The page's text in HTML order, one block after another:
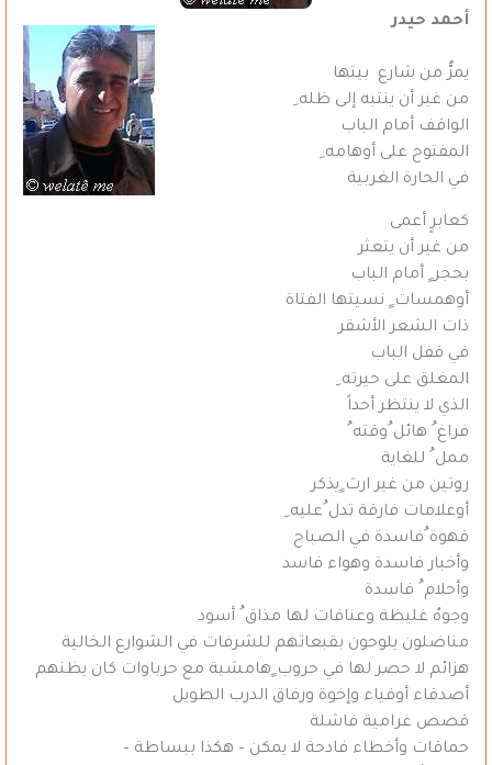
أحمد حيدر
يمرُّ من شارع بيتها
من غير أن ينتبه إلى ظله ِ
الواقف أمام الباب
المفتوح على أوهامه ِ
في الحارة الغربية
كعابرٍ أعمى
من غير أن يتعثر
بحجر ٍ أمام الباب
أوهمسات ٍ نسيتها الفتاة
ذات الشعر الأشقر
في قفل الباب
المغلق على حيرته ِ
الذي لا ينتظر أحداً
فراغ ُ هائل ُوقته ُ
ممل ُ للغاية
روتين من غير ارث ٍيذكر
أوعلامات فارقة تدل ُعليه ِ
قهوة ُفاسدة في الصباح
وأخبار فاسدة وهواء فاسد
وأحلام ُ فاسدة
وجوهُ غليظة وعنافات لها مذاق ُ أسود
مناضلون يلوحون بقبعاتهم للشرفات في الشوارع الخالية
هزائم لا حصر لها في حروب ٍهامشية مع حرباوات كان يظنهم
أصدقاء أوفياء وإخوة ورفاق الدرب الطويل
قصص غرامية فاشلة
حماقات وأخطاء فادحة لا يمكن – هكذا ببساطة –